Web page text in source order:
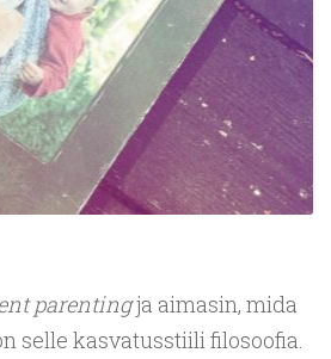
parentingja aimasin, mida
selle kasvatusstiili filosoofia.